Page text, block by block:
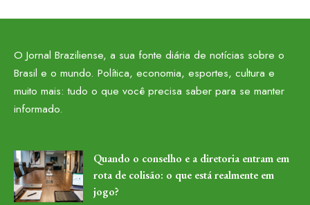
O Jornal Braziliense, a sua fonte diária de notícias sobre o
Brasil e o mundo. Política, economia, esportes, cultura e
muito mais: tudo o que você precisa saber para se manter
informado.
Quando o conselho e a diretoria entram em
rota de colisão: o que está realmente em
jogo?